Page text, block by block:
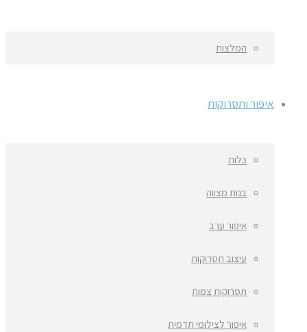
המלצות
איפור ותסרוקות
כלות
בנות מצווה
איפור ערב
עיצוב תסרוקות
תסרוקות צמות
איפור לצילומי תדמית